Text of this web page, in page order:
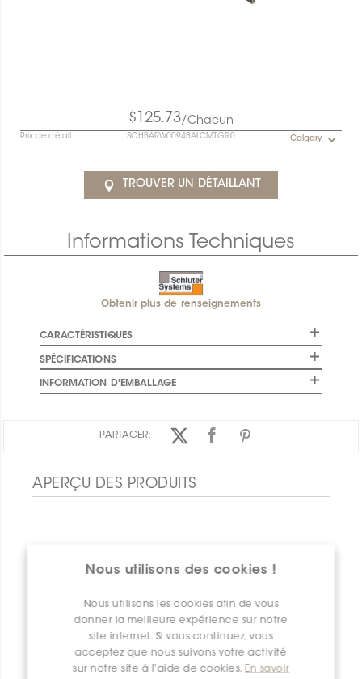
Nous utilisons des cookies !
Nous utilisons les cookies afin de vous
donner la meilleure expérience sur notre
site internet. Si vous continuez, vous
acceptez que nous suivons votre activité
sur notre site à l’aide de cookies. En savoir
$125.73/Chacun
Prix de détail SCHBARW0094BALCMTGR0 Calgary
TROUVER UN DÉTAILLANT
Informations Techniques
Obtenir plus de renseignements
CARACTÉRISTIQUES
SPÉCIFICATIONS
INFORMATION D'EMBALLAGE
PARTAGER:
APERÇU DES PRODUITS